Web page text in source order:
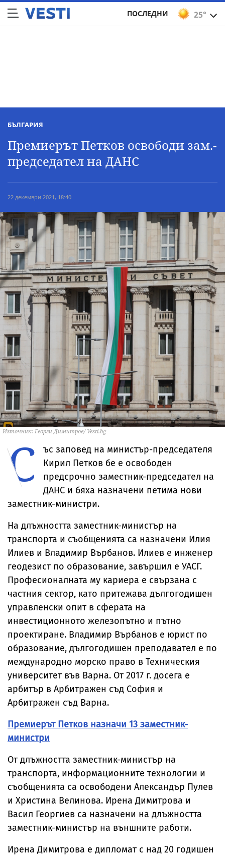
25°
ПОСЛЕДНИ
БЪЛГАРИЯ
Премиерът Петков освободи зам.-
председател на ДАНС
22 декември 2021, 18:40
Източник: Георги Димитров/ Vesti.bg
С
ъс заповед на министър-председателя
Кирил Петков бе е освободен
предсрочно заместник-председател на
ДАНС и бяха назначени петима нови
заместник-министри.
На длъжността заместник-министър на
транспорта и съобщенията са назначени Илия
Илиев и Владимир Върбанов. Илиев е инженер
геодезист по образование, завършил е УАСГ.
Професионалната му кариера е свързана с
частния сектор, като притежава дългогодишен
управленски опит в сферата на
инвестиционното железопътно и пътно
проектиране. Владимир Върбанов е юрист по
образование, дългогодишен преподавател е по
международно морско право в Техническия
университет във Варна. От 2017 г. досега е
арбитър в Арбитражен съд София и
Арбитражен съд Варна.
Премиерът Петков назначи 13 заместник-
министри
От длъжността заместник-министър на
транспорта, информационните технологии и
съобщенията са освободени Александър Пулев
и Христина Велинова. Ирена Димитрова и
Васил Георгиев са назначени на длъжността
заместник-министър на външните работи.
Ирена Димитрова е дипломат с над 20 годишен